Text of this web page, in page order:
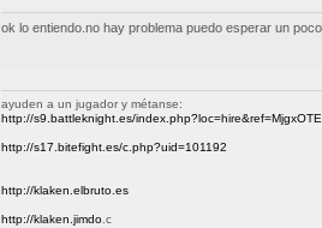
ok lo entiendo.no hay problema puedo esperar un
ayuden a un jugador y métanse:
http://s9.battleknight.es/
http://s17.bitefight.es/c.php?uid=101192
http://klaken.elbruto.es
http://klaken.jimdo.c